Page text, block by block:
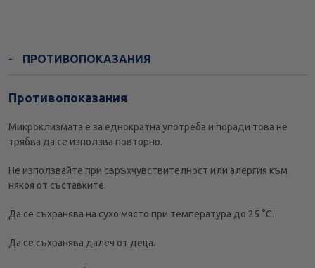
ПРОТИВОПОКАЗАНИЯ
Противопоказания
Микроклизмата е за еднократна употреба и поради това не
трябва да се използва повторно.
Не използвайте при свръхчувствителност или алергия към
някоя от съставките.
Да се съхранява на сухо място при температура до 25 °C.
Да се съхранява далеч от деца.